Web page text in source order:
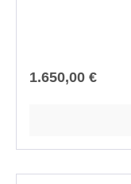
Regulärer Preis:
1.650,00 €